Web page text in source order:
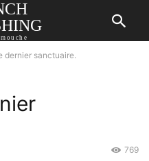
dernier sanctuaire.
769